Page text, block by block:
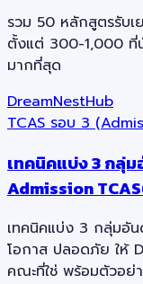
รวม 50 หลักสูตรรับ
ตั้งแต่ 300-1,000 ที่
มากที่สุด
DreamNestHub
TCAS รอบ 3
เทคนิคแบ่ง 3 กลุ่
Admission
เทคนิคแบ่ง 3 กลุ่มอัน
โอกาส ปลอดภัย ให้
คณะที่ใช่ พร้อมตัวอย่